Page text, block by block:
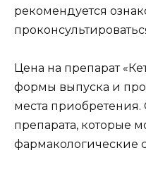
рекомендуется
Цена на препарат
формы выпуска и
места приобретения.
препарата, которые
фармакологические